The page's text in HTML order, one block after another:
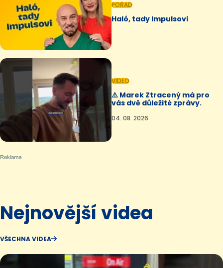
POŘAD
Haló, tady Impulsovi
VIDEO
⚠️ Marek Ztracený má pro
vás dvě důležité zprávy.
04. 08. 2026
Nejnovější videa
VŠECHNA VIDEA